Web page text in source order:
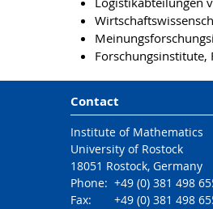
Forschungsinstitute,
Contact
Institute of Mathematics
University of Rostock
18051 Rostock, Germany
Phone: +49 (0) 381 498
Fax: +49 (0) 381 498